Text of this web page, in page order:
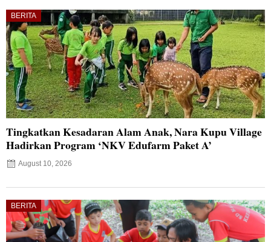
BERITA
Tingkatkan Kesadaran Alam Anak, Nara Kupu Village
Hadirkan Program ‘NKV Edufarm Paket A’
August 10, 2026
BERITA